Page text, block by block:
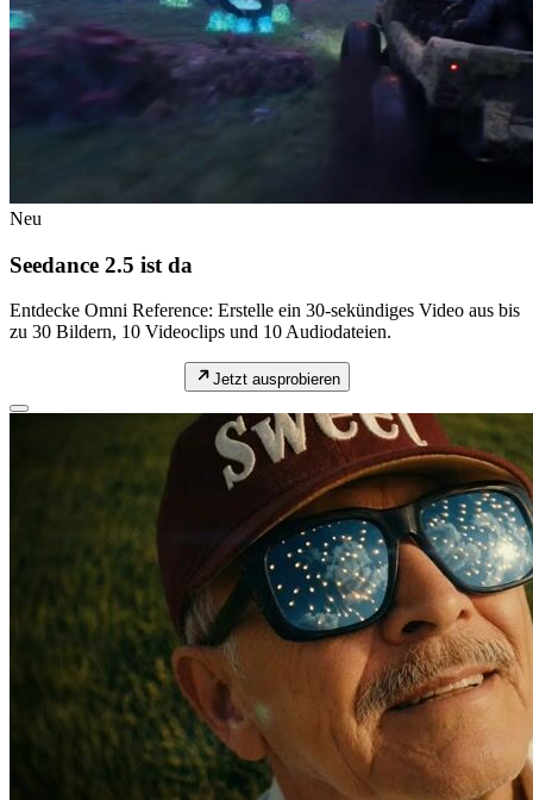
Neu
Seedance 2.5 ist da
Entdecke Omni Reference: Erstelle ein 30-sekündiges Video aus bis
zu 30 Bildern, 10 Videoclips und 10 Audiodateien.
Jetzt ausprobieren